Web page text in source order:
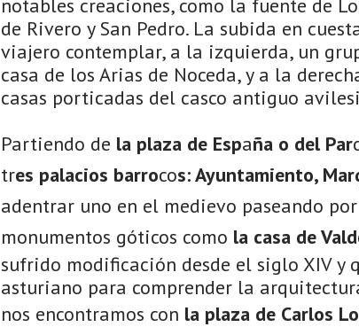
notables creaciones, como la fuente de
de Rivero y San Pedro. La subida en
viajero contemplar, a la izquierda, un
casa de los Arias de Noceda, y a la
casas porticadas del casco antiguo
Partiendo de la plaza de España o del Par
tres palacios barrocos: Ayuntamiento,
adentrar uno en el medievo paseando por
monumentos góticos como la casa de
sufrido modificación desde el siglo XIV y
asturiano para comprender la
nos encontramos con la plaza de Carlos Lo